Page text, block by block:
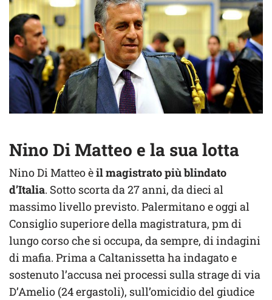
Nino Di Matteo e la sua lotta
Nino Di Matteo èil magistrato più blindato
d’Italia. Sotto scorta da 27 anni, da dieci al
massimo livello previsto. Palermitano e oggi al
Consiglio superiore della magistratura, pm di
lungo corso che si occupa, da sempre, di indagini
di mafia. Prima a Caltanissetta ha indagato e
sostenuto l’accusa nei processi sulla strage di via
D’Amelio (24 ergastoli), sull’omicidio del giudice